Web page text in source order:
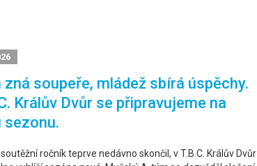
soupeře, mládež sbírá úspěchy.
Králův Dvůr se připravujeme na
sezonu.
ročník teprve nedávno skončil, v T.B.C. Králův Dvůr